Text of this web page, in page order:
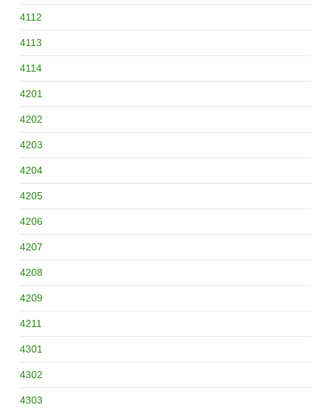
4112
4113
4114
4201
4202
4203
4204
4205
4206
4207
4208
4209
4211
4301
4302
4303